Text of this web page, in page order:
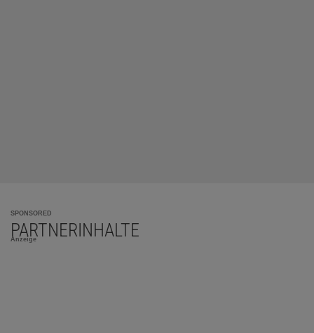
SPONSORED
PARTNERINHALTE
Anzeige